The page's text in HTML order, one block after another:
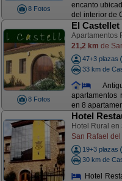
8 Fotos
encanto
del interior de
8 Fotos
El Castellet
Apartamentos
21,2 km de
47+3 plazas
33 km de
apartamentos
en 8
Hotel
Hotel Rural en
San Rafael
19+3 plazas
30 km de
Hotel